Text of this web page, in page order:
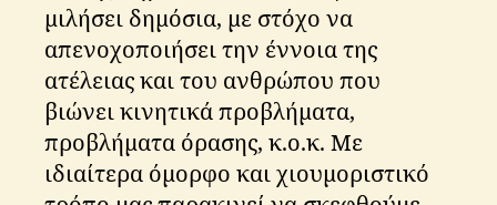
μιλήσει δημόσια, με στόχο να
απενοχοποιήσει την έννοια της
ατέλειας και του ανθρώπου που
βιώνει κινητικά προβλήματα,
προβλήματα όρασης, κ.ο.κ. Με
ιδιαίτερα όμορφο και χιουμοριστικό